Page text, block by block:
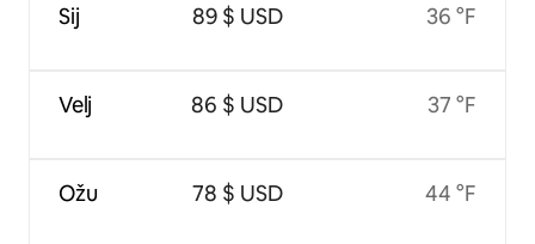
Sij
Velj
Ožu
89 $ USD
86 $ USD
78 $ USD
36 °F
37 °F
44 °F